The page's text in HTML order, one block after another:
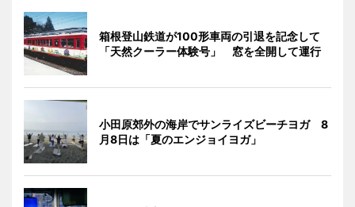
箱根登山鉄道が100形車両の引退を記念して
「天然クーラー体験号」 窓を全開して運行
小田原郊外の海岸でサンライズビーチヨガ 8
月8日は「夏のエンジョイヨガ」